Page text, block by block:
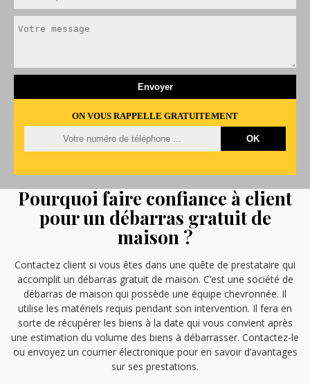
ON VOUS RAPPELLE GRATUITEMENT
Pourquoi faire confiance à client
pour un débarras gratuit de
maison ?
Contactez client si vous êtes dans une quête de prestataire qui
accomplit un débarras gratuit de maison. C’est une société de
débarras de maison qui possède une équipe chevronnée. Il
utilise les matériels requis pendant son intervention. Il fera en
sorte de récupérer les biens à la date qui vous convient après
une estimation du volume des biens à débarrasser. Contactez-le
ou envoyez un courrier électronique pour en savoir d’avantages
sur ses prestations.